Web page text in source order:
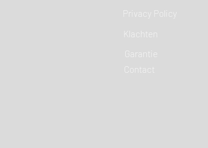
Klachten
Garantie
Contact